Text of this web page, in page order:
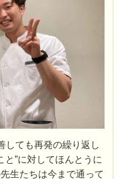
しても再発の繰り返し
と”に対してほんとうに
生たちは今まで通って